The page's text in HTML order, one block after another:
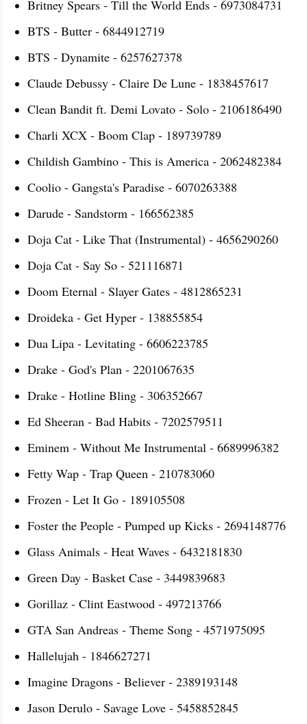
Britney Spears - Till the World Ends - 6973084731
BTS - Butter - 6844912719
BTS - Dynamite - 6257627378
Claude Debussy - Claire De Lune - 1838457617
Clean Bandit ft. Demi Lovato - Solo - 2106186490
Charli XCX - Boom Clap - 189739789
Childish Gambino - This is America - 2062482384
Coolio - Gangsta's Paradise - 6070263388
Darude - Sandstorm - 166562385
Doja Cat - Like That (Instrumental) - 4656290260
Doja Cat - Say So - 521116871
Doom Eternal - Slayer Gates - 4812865231
Droideka - Get Hyper - 138855854
Dua Lipa - Levitating - 6606223785
Drake - God's Plan - 2201067635
Drake - Hotline Bling - 306352667
Ed Sheeran - Bad Habits - 7202579511
Eminem - Without Me Instrumental - 6689996382
Fetty Wap - Trap Queen - 210783060
Frozen - Let It Go - 189105508
Foster the People - Pumped up Kicks - 2694148776
Glass Animals - Heat Waves - 6432181830
Green Day - Basket Case - 3449839683
Gorillaz - Clint Eastwood - 497213766
GTA San Andreas - Theme Song - 4571975095
Hallelujah - 1846627271
Imagine Dragons - Believer - 2389193148
Jason Derulo - Savage Love - 5458852845